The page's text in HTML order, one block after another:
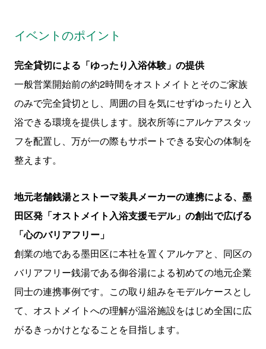
イベントのポイント
完全貸切による「ゆったり入浴体験」の提供
一般営業開始前の約2時間をオストメイトとそのご家族
のみで完全貸切とし、周囲の目を気にせずゆったりと入
浴できる環境を提供します。脱衣所等にアルケアスタッ
フを配置し、万が一の際もサポートできる安心の体制を
整えます。
地元老舗銭湯とストーマ装具メーカーの連携による、墨
田区発「オストメイト入浴支援モデル」の創出で広げる
「心のバリアフリー」
創業の地である墨田区に本社を置くアルケアと、同区の
バリアフリー銭湯である御谷湯による初めての地元企業
同士の連携事例です。この取り組みをモデルケースとし
て、オストメイトへの理解が温浴施設をはじめ全国に広
がるきっかけとなることを目指します。